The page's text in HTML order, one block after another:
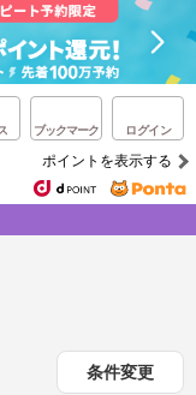
ブックマーク ログイン
ポイントを表示する
条件変更